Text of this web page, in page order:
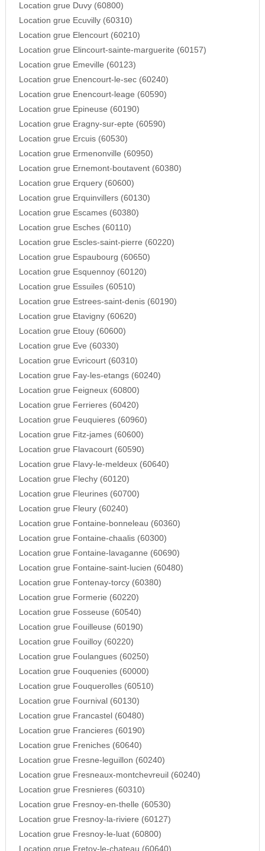
Location grue Duvy (60800)
Location grue Ecuvilly (60310)
Location grue Elencourt (60210)
Location grue Elincourt-sainte-marguerite (60157)
Location grue Emeville (60123)
Location grue Enencourt-le-sec (60240)
Location grue Enencourt-leage (60590)
Location grue Epineuse (60190)
Location grue Eragny-sur-epte (60590)
Location grue Ercuis (60530)
Location grue Ermenonville (60950)
Location grue Ernemont-boutavent (60380)
Location grue Erquery (60600)
Location grue Erquinvillers (60130)
Location grue Escames (60380)
Location grue Esches (60110)
Location grue Escles-saint-pierre (60220)
Location grue Espaubourg (60650)
Location grue Esquennoy (60120)
Location grue Essuiles (60510)
Location grue Estrees-saint-denis (60190)
Location grue Etavigny (60620)
Location grue Etouy (60600)
Location grue Eve (60330)
Location grue Evricourt (60310)
Location grue Fay-les-etangs (60240)
Location grue Feigneux (60800)
Location grue Ferrieres (60420)
Location grue Feuquieres (60960)
Location grue Fitz-james (60600)
Location grue Flavacourt (60590)
Location grue Flavy-le-meldeux (60640)
Location grue Flechy (60120)
Location grue Fleurines (60700)
Location grue Fleury (60240)
Location grue Fontaine-bonneleau (60360)
Location grue Fontaine-chaalis (60300)
Location grue Fontaine-lavaganne (60690)
Location grue Fontaine-saint-lucien (60480)
Location grue Fontenay-torcy (60380)
Location grue Formerie (60220)
Location grue Fosseuse (60540)
Location grue Fouilleuse (60190)
Location grue Fouilloy (60220)
Location grue Foulangues (60250)
Location grue Fouquenies (60000)
Location grue Fouquerolles (60510)
Location grue Fournival (60130)
Location grue Francastel (60480)
Location grue Francieres (60190)
Location grue Freniches (60640)
Location grue Fresne-leguillon (60240)
Location grue Fresneaux-montchevreuil (60240)
Location grue Fresnieres (60310)
Location grue Fresnoy-en-thelle (60530)
Location grue Fresnoy-la-riviere (60127)
Location grue Fresnoy-le-luat (60800)
Location grue Fretoy-le-chateau (60640)